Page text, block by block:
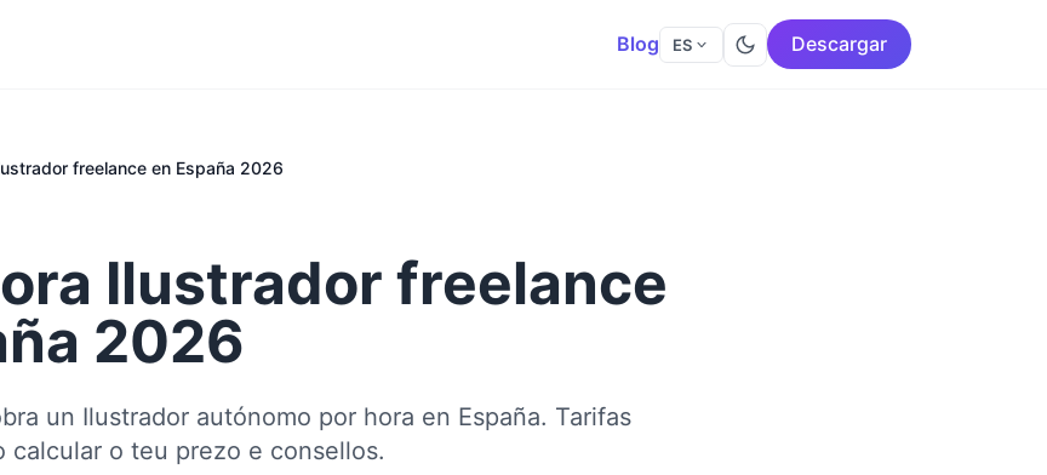
Blog ES Descargar
freelance en España 2026
Ilustrador freelance
2026
un Ilustrador autónomo por hora en España. Tarifas
calcular o teu prezo e consellos.